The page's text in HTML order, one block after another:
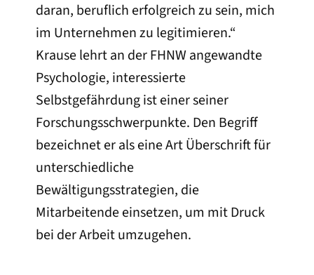
daran, beruflich erfolgreich zu sein, mich
im Unternehmen zu legitimieren.“
Krause lehrt an der FHNW angewandte
Psychologie, interessierte
Selbstgefährdung ist einer seiner
Forschungsschwerpunkte. Den Begriff
bezeichnet er als eine Art Überschrift für
unterschiedliche
Bewältigungsstrategien, die
Mitarbeitende einsetzen, um mit Druck
bei der Arbeit umzugehen.